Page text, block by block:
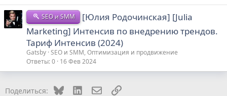
SEO и SMM
[Юлия Родочинская] [Julia
Marketing] Интенсив по внедрению трендов.
Тариф Интенсив (2024)
Gatsby SEO и SMM, Оптимизация и продвижение
Ответы 0 16 Фев 2024
Поделиться: Bluesky LinkedInЭлектронная почта
Ссылка